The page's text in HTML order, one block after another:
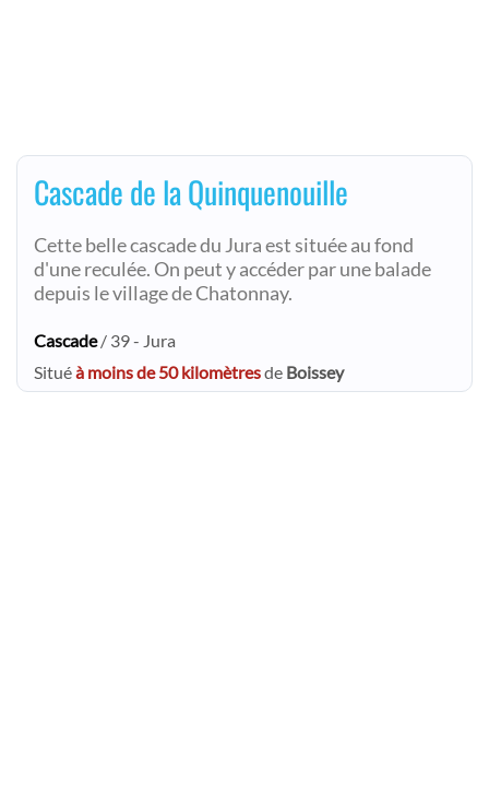
Cascade de la Quinquenouille
Cette belle cascade du Jura est située au fond
d'une reculée. On peut y accéder par une balade
depuis le village de Chatonnay.
Cascade/ 39 - Jura
Situéà moins de 50 kilomètresde Boissey